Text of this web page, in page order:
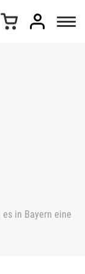
in Bayern eine